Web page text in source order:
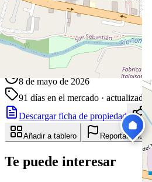
Coordenadas:
-2.879080, -79.047031
Cómo llegar
Publicado 8 de mayo de 2026
8 de mayo de 2026
91 días en el mercado · actualizado
Descargar ficha de propiedad
Añadir a tablero Reportar
Te puede interesar